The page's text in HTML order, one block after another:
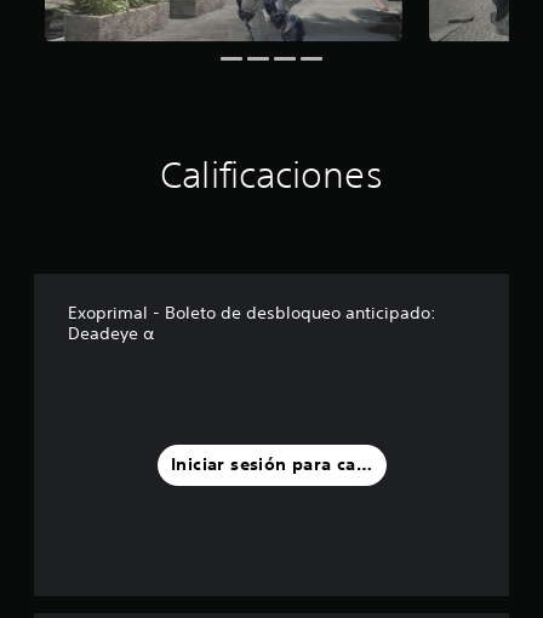
Calificaciones
Exoprimal - Boleto de desbloqueo anticipado:
Deadeye α
Iniciar sesión para calificar